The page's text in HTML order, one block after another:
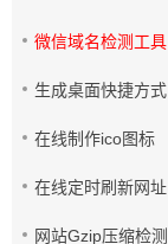
微信域名检测工具
生成桌面快捷方式
在线制作ico图标
在线定时刷新网址
网站Gzip压缩检测